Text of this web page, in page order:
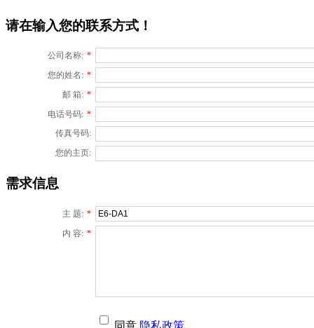
请在输入您的联系方式！
公司名称: *
您的姓名: *
邮 箱: *
电话号码: *
传真号码:
您的主页:
需求信息
主 题: *
内 容: *
同意 隐私政策